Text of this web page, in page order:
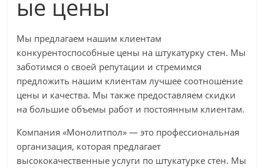
ые цены
Мы предлагаем нашим клиентам
конкурентоспособные цены на штукатурку стен. Мы
заботимся о своей репутации и стремимся
предложить нашим клиентам лучшее соотношение
цены и качества. Мы также предоставляем скидки
на большие объемы работ и постоянным клиентам.
Компания «Монолитпол» — это профессиональная
организация, которая предлагает
высококачественные услуги по штукатурке стен. Мы